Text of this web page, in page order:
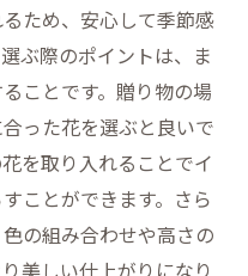
ため、安心して季節感
ぶ際のポイントは、ま
ことです。贈り物の場
った花を選ぶと良いで
を取り入れることでイ
ことができます。さら
の組み合わせや高さの